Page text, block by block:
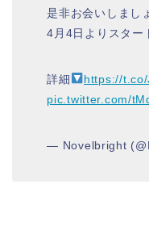
是非お会いしまし
4月4日よりスター
詳細
https://
pic.twitter.com/
— Novelbright